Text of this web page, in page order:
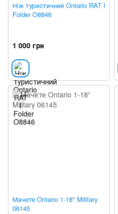
Ніж туристичний Ontario RAT I
Folder O8846
1 000 грн
Мачете Ontario 1-18" Military
06145